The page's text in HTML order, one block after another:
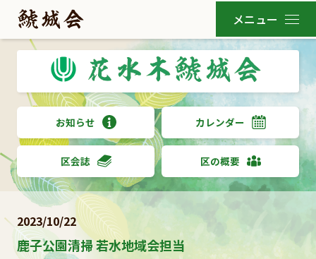
お知らせ カレンダー
区会誌 区の概要
2023/10/22
鹿子公園清掃 若水地域会担当